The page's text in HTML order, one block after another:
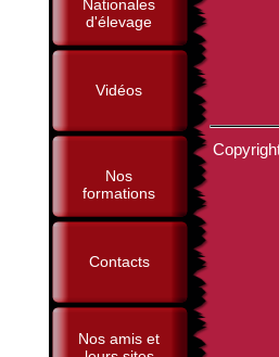
Nationales
d'élevage
Vidéos
Nos
formations
Contacts
Nos amis et